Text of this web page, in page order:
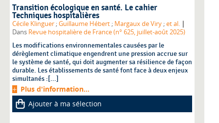
Transition écologique en santé. Le cahier
Techniques hospitalières
Cécile Klinguer ;Guillaume Hébert ; Margaux de Viry ;et al. |
Dans Revue hospitalière de France (n° 625, juillet-août 2025)
Les modifications environnementales causées par le
dérèglement climatique engendrent une pression accrue sur
le système de santé, qui doit augmenter sa résilience de façon
durable. Les établissements de santé font face à deux enjeux
simultanés :[...]
Plus d'information...
Ajouter à ma sélection